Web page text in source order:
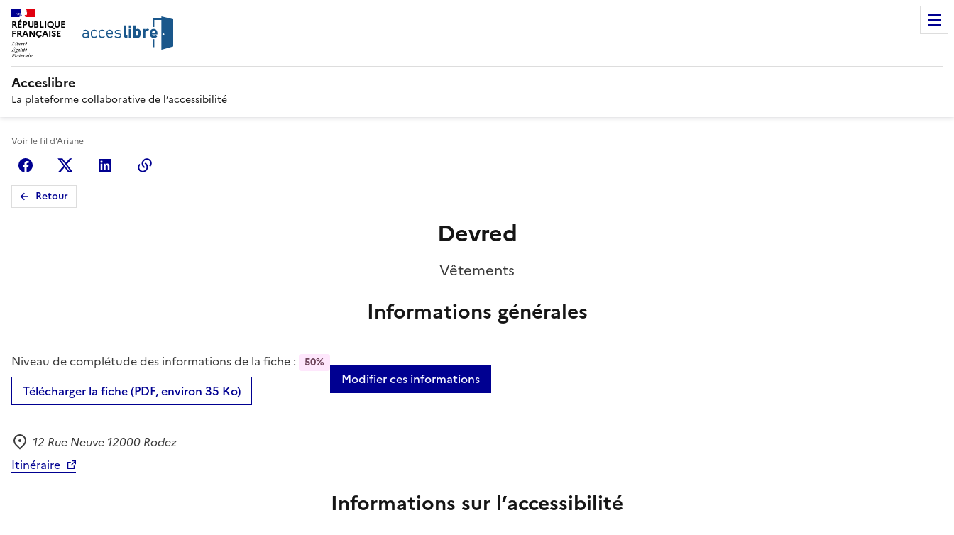
RÉPUBLIQUE
FRANÇAISE
Acceslibre
La plateforme collaborative de l’accessibilité
Voir le fil d'Ariane
FacebookX (anciennement Twitter)
Linkedin
Retour
Devred
Vêtements
Informations générales
Niveau de complétude des informations de la fiche : 50%
Télécharger la fiche (PDF, environ 35 Ko)
Modifier ces informations
Adresse
12 Rue Neuve 12000 Rodez
Itinéraire
Informations sur l’accessibilité